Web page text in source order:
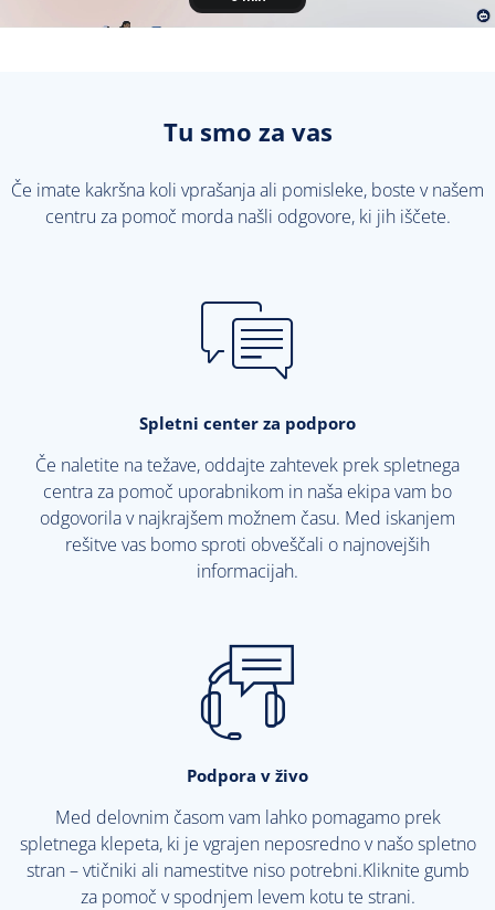
Tu smo za vas
Če imate kakršna koli vprašanja ali pomisleke, boste v našem
centru za pomoč morda našli odgovore, ki jih iščete.
Spletni center za podporo
Če naletite na težave, oddajte zahtevek prek spletnega
centra za pomoč uporabnikom in naša ekipa vam bo
odgovorila v najkrajšem možnem času. Med iskanjem
rešitve vas bomo sproti obveščali o najnovejših
informacijah.
Podpora v živo
Med delovnim časom vam lahko pomagamo prek
spletnega klepeta, ki je vgrajen neposredno v našo spletno
stran – vtičniki ali namestitve niso potrebni.Kliknite gumb
za pomoč v spodnjem levem kotu te strani.